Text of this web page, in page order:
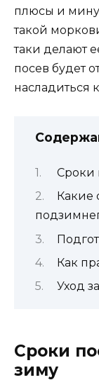
плюсы и
такой
таки делают
посев будет
насладиться
Сроки
Какие
Как
Уход
Сроки
зиму